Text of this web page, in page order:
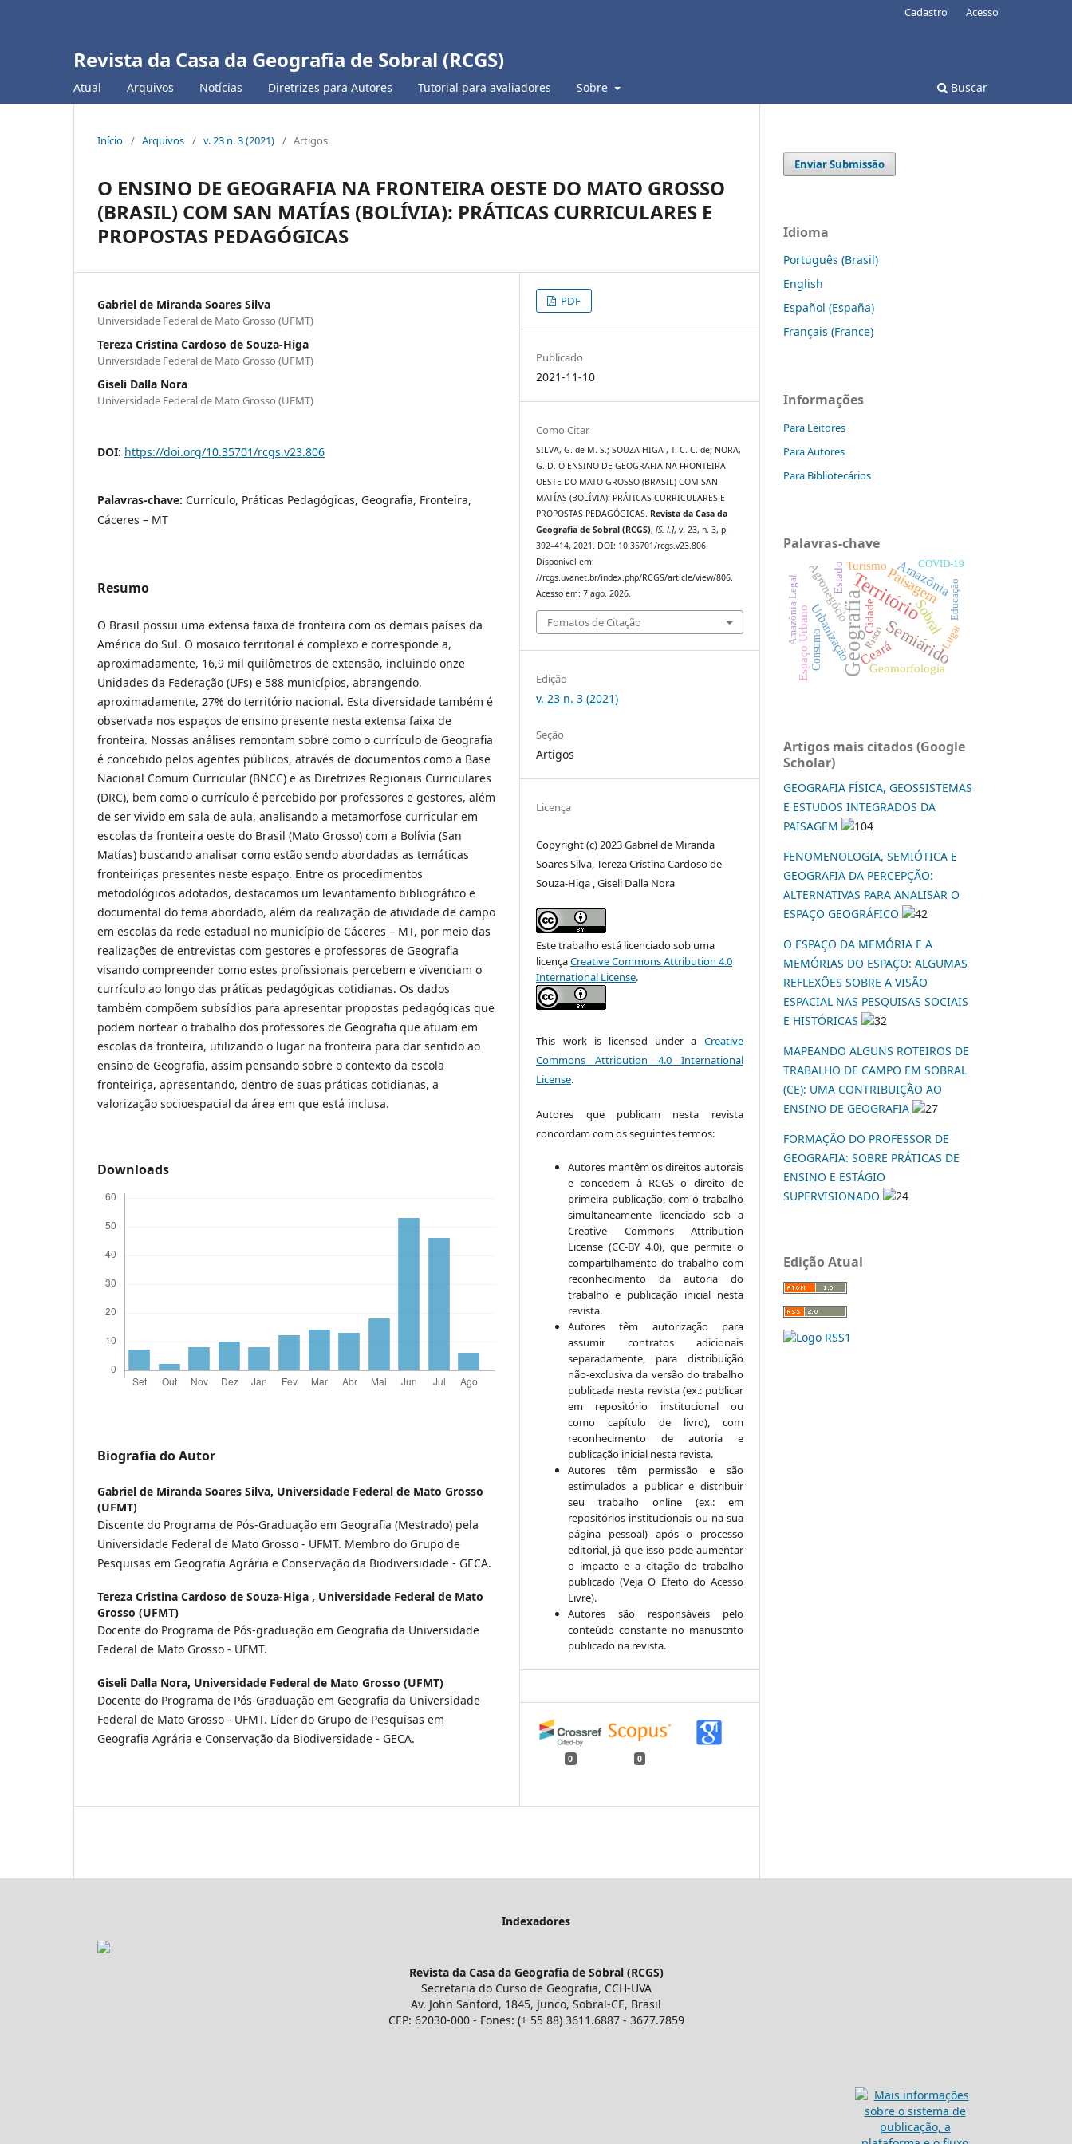
Revista da Casa da Geografia de Sobral (RCGS)
Atual Arquivos Notícias Diretrizes para Autores Tutorial para avaliadores Sobre Buscar
Cadastro Acesso
Início / Arquivos / v. 23 n. 3 (2021) / Artigos
O ENSINO DE GEOGRAFIA NA FRONTEIRA OESTE DO MATO GROSSO
(BRASIL) COM SAN MATÍAS (BOLÍVIA): PRÁTICAS CURRICULARES E
PROPOSTAS PEDAGÓGICAS
Gabriel de Miranda Soares Silva
Universidade Federal de Mato Grosso (UFMT)
Tereza Cristina Cardoso de Souza-Higa
Universidade Federal de Mato Grosso (UFMT)
Giseli Dalla Nora
Universidade Federal de Mato Grosso (UFMT)
DOI: https://doi.org/10.35701/rcgs.v23.806
Palavras-chave: Currículo, Práticas Pedagógicas, Geografia, Fronteira,
Cáceres – MT
Resumo
O Brasil possui uma extensa faixa de fronteira com os demais países da
América do Sul. O mosaico territorial é complexo e corresponde a,
aproximadamente, 16,9 mil quilômetros de extensão, incluindo onze
Unidades da Federação (UFs) e 588 municípios, abrangendo,
aproximadamente, 27% do território nacional. Esta diversidade também é
observada nos espaços de ensino presente nesta extensa faixa de
fronteira. Nossas análises remontam sobre como o currículo de Geografia
é concebido pelos agentes públicos, através de documentos como a Base
Nacional Comum Curricular (BNCC) e as Diretrizes Regionais Curriculares
(DRC), bem como o currículo é percebido por professores e gestores, além
de ser vivido em sala de aula, analisando a metamorfose curricular em
escolas da fronteira oeste do Brasil (Mato Grosso) com a Bolívia (San
Matías) buscando analisar como estão sendo abordadas as temáticas
fronteiriças presentes neste espaço. Entre os procedimentos
metodológicos adotados, destacamos um levantamento bibliográfico e
documental do tema abordado, além da realização de atividade de campo
em escolas da rede estadual no município de Cáceres – MT, por meio das
realizações de entrevistas com gestores e professores de Geografia
visando compreender como estes profissionais percebem e vivenciam o
currículo ao longo das práticas pedagógicas cotidianas. Os dados
também compõem subsídios para apresentar propostas pedagógicas que
podem nortear o trabalho dos professores de Geografia que atuam em
escolas da fronteira, utilizando o lugar na fronteira para dar sentido ao
ensino de Geografia, assim pensando sobre o contexto da escola
fronteiriça, apresentando, dentro de suas práticas cotidianas, a
valorização socioespacial da área em que está inclusa.
Downloads
Biografia do Autor
Gabriel de Miranda Soares Silva, Universidade Federal de Mato Grosso
(UFMT)
Discente do Programa de Pós-Graduação em Geografia (Mestrado) pela
Universidade Federal de Mato Grosso - UFMT. Membro do Grupo de
Pesquisas em Geografia Agrária e Conservação da Biodiversidade - GECA.
Tereza Cristina Cardoso de Souza-Higa , Universidade Federal de Mato
Grosso (UFMT)
Docente do Programa de Pós-graduação em Geografia da Universidade
Federal de Mato Grosso - UFMT.
Giseli Dalla Nora, Universidade Federal de Mato Grosso (UFMT)
Docente do Programa de Pós-Graduação em Geografia da Universidade
Federal de Mato Grosso - UFMT. Líder do Grupo de Pesquisas em
Geografia Agrária e Conservação da Biodiversidade - GECA.
PDF
Publicado
2021-11-10
Como Citar
SILVA, G. de M. S.; SOUZA-HIGA , T. C. C. de; NORA,
G. D. O ENSINO DE GEOGRAFIA NA FRONTEIRA
OESTE DO MATO GROSSO (BRASIL) COM SAN
MATÍAS (BOLÍVIA): PRÁTICAS CURRICULARES E
PROPOSTAS PEDAGÓGICAS. Revista da Casa da
Geografia de Sobral (RCGS),[S. l.], v. 23, n. 3, p.
392–414, 2021. DOI: 10.35701/rcgs.v23.806.
Disponível em:
//rcgs.uvanet.br/index.php/RCGS/article/view/806.
Acesso em: 7 ago. 2026.
Fomatos de Citação
Edição
v. 23 n. 3 (2021)
Seção
Artigos
Licença
Copyright (c) 2023 Gabriel de Miranda
Soares Silva, Tereza Cristina Cardoso de
Souza-Higa , Giseli Dalla Nora
Este trabalho está licenciado sob uma
licençaCreative Commons Attribution 4.0
International License.
This work is licensed under a Creative
Commons Attribution 4.0 International
License.
Autores que publicam nesta revista
concordam com os seguintes termos:
Autores mantêm os direitos autorais
e concedem à RCGS o direito de
primeira publicação, com o trabalho
simultaneamente licenciado sob a
Creative Commons Attribution
License (CC-BY 4.0), que permite o
compartilhamento do trabalho com
reconhecimento da autoria do
trabalho e publicação inicial nesta
revista.
Autores têm autorização para
assumir contratos adicionais
separadamente, para distribuição
não-exclusiva da versão do trabalho
publicada nesta revista (ex.: publicar
em repositório institucional ou
como capítulo de livro), com
reconhecimento de autoria e
publicação inicial nesta revista.
Autores têm permissão e são
estimulados a publicar e distribuir
seu trabalho online (ex.: em
repositórios institucionais ou na sua
página pessoal) após o processo
editorial, já que isso pode aumentar
o impacto e a citação do trabalho
publicado (Veja O Efeito do Acesso
Livre).
Autores são responsáveis pelo
conteúdo constante no manuscrito
publicado na revista.
0 0
Enviar Submissão
Idioma
Português (Brasil)
English
Español (España)
Français (France)
Informações
Para Leitores
Para Autores
Para Bibliotecários
Palavras-chave
Geografia
Território
Semiárido
Sobral
Paisagem
Ceará
Amazônia
Urbanização
Geomorfologia
Agronegócio
Espaço Urbano
Turismo
Cidade
Estado
Consumo Lugar
Risco
Amazônia Legal Educação
COVID-19
Artigos mais citados (Google
Scholar)
GEOGRAFIA FÍSICA, GEOSSISTEMAS
E ESTUDOS INTEGRADOS DA
PAISAGEM
104
FENOMENOLOGIA, SEMIÓTICA E
GEOGRAFIA DA PERCEPÇÃO:
ALTERNATIVAS PARA ANALISAR O
ESPAÇO GEOGRÁFICO
42
O ESPAÇO DA MEMÓRIA E A
MEMÓRIAS DO ESPAÇO: ALGUMAS
REFLEXÕES SOBRE A VISÃO
ESPACIAL NAS PESQUISAS SOCIAIS
E HISTÓRICAS
32
MAPEANDO ALGUNS ROTEIROS DE
TRABALHO DE CAMPO EM SOBRAL
(CE): UMA CONTRIBUIÇÃO AO
ENSINO DE GEOGRAFIA
27
FORMAÇÃO DO PROFESSOR DE
GEOGRAFIA: SOBRE PRÁTICAS DE
ENSINO E ESTÁGIO
SUPERVISIONADO
24
Edição Atual
Indexadores
Revista da Casa da Geografia de Sobral (RCGS)
Secretaria do Curso de Geografia, CCH-UVA
Av. John Sanford, 1845, Junco, Sobral-CE, Brasil
CEP: 62030-000 - Fones: (+ 55 88) 3611.6887 - 3677.7859